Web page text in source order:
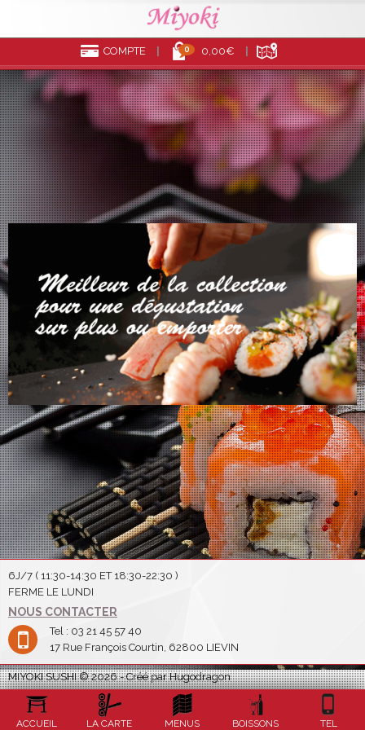
COMPTE 0 0,00€
6J/7 ( 11:30-14:30 ET 18:30-22:30 )
FERME LE LUNDI
NOUS CONTACTER
Tel : 03 21 45 57 40
17 Rue François Courtin, 62800 LIEVIN
MIYOKI SUSHI © 2026 - Créé par Hugodragon
ACCUEIL LA CARTE MENUS BOISSONS TEL